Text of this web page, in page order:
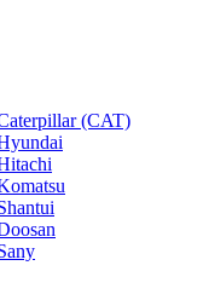
(CAT)